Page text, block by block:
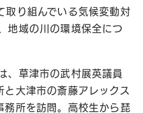
取り組んでいる気候変動対
地域の川の環境保全につ
、草津市の武村展英議員
と大津市の斎藤アレックス
所を訪問。高校生から琵